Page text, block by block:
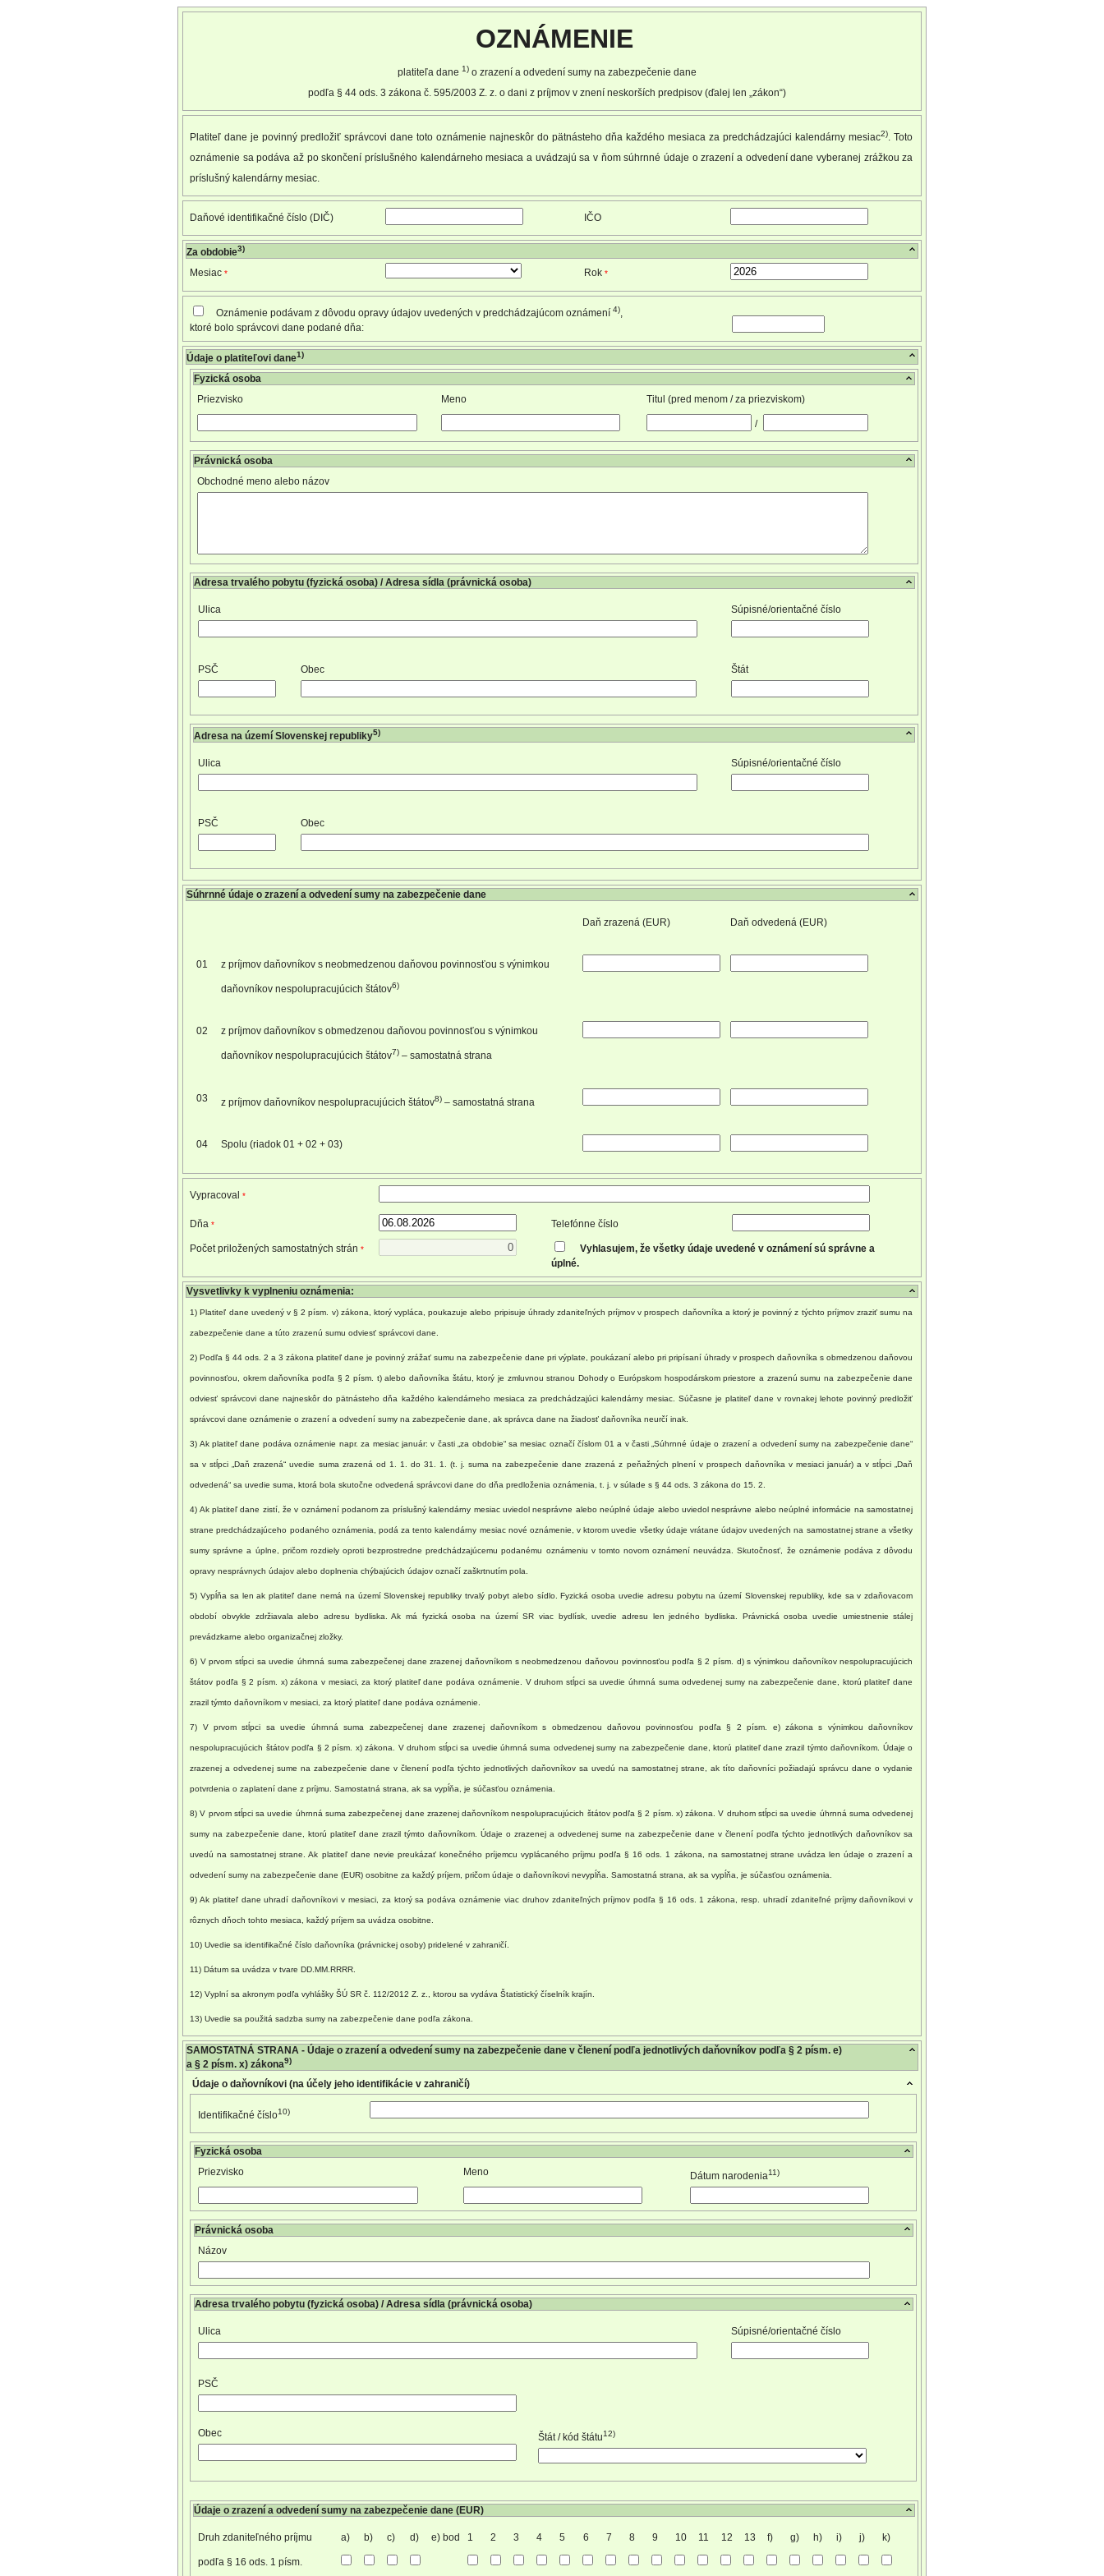
OZNÁMENIE
platiteľa dane1) o zrazení a odvedení sumy na zabezpečenie dane
podľa § 44 ods. 3 zákona č. 595/2003 Z. z. o dani z príjmov v znení neskorších predpisov (ďalej len „zákon“)
Platiteľ dane je povinný predložiť správcovi dane toto oznámenie najneskôr do pätnásteho dňa každého mesiaca za predchádzajúci kalendárny mesiac2)
. Toto
oznámenie sa podáva až po skončení príslušného kalendárneho mesiaca a uvádzajú sa v ňom súhrnné údaje o zrazení a odvedení dane vyberanej zrážkou za
príslušný kalendárny mesiac.
Daňové identifikačné číslo (DIČ) IČO
Za obdobie3)
Mesiac* Rok*
Oznámenie podávam z dôvodu opravy údajov uvedených v predchádzajúcom oznámení4)
ktoré bolo správcovi dane podané dňa:
Údaje o platiteľovi dane1)
Fyzická osoba
Priezvisko
Meno Titul (pred menom / za priezviskom)
/
Právnická osoba
Obchodné meno alebo názov
Adresa trvalého pobytu (fyzická osoba) / Adresa sídla (právnická osoba)
Ulica Súpisné/orientačné číslo
PSČ Obec Štát
Adresa na území Slovenskej republiky5)
Ulica Súpisné/orientačné číslo
PSČ Obec
Súhrnné údaje o zrazení a odvedení sumy na zabezpečenie dane
Daň zrazená (EUR) Daň odvedená (EUR)
01 z príjmov daňovníkov s neobmedzenou daňovou povinnosťou s výnimkou
daňovníkov nespolupracujúcich štátov6)
02 z príjmov daňovníkov s obmedzenou daňovou povinnosťou s výnimkou
daňovníkov nespolupracujúcich štátov7) – samostatná strana
03 z príjmov daňovníkov nespolupracujúcich štátov8) – samostatná strana
04 Spolu (riadok 01 + 02 + 03)
Vypracoval*
Dňa*
Počet priložených samostatných strán*
Telefónne číslo
Vyhlasujem, že všetky údaje uvedené v oznámení sú správne a
úplné.
Vysvetlivky k vyplneniu oznámenia:
1) Platiteľ dane uvedený v § 2 písm. v) zákona, ktorý vypláca, poukazuje alebo pripisuje úhrady zdaniteľných príjmov v prospech daňovníka a ktorý je povinný z týchto príjmov zraziť sumu na
zabezpečenie dane a túto zrazenú sumu odviesť správcovi dane.
2) Podľa § 44 ods. 2 a 3 zákona platiteľ dane je povinný zrážať sumu na zabezpečenie dane pri výplate, poukázaní alebo pri pripísaní úhrady v prospech daňovníka s obmedzenou daňovou
povinnosťou, okrem daňovníka podľa § 2 písm. t) alebo daňovníka štátu, ktorý je zmluvnou stranou Dohody o Európskom hospodárskom priestore a zrazenú sumu na zabezpečenie dane
odviesť správcovi dane najneskôr do pätnásteho dňa každého kalendárneho mesiaca za predchádzajúci kalendárny mesiac. Súčasne je platiteľ dane v rovnakej lehote povinný predložiť
správcovi dane oznámenie o zrazení a odvedení sumy na zabezpečenie dane, ak správca dane na žiadosť daňovníka neurčí inak.
3) Ak platiteľ dane podáva oznámenie napr. za mesiac január: v časti „za obdobie“ sa mesiac označí číslom 01 a v časti „Súhrnné údaje o zrazení a odvedení sumy na zabezpečenie dane“
sa v stĺpci „Daň zrazená“ uvedie suma zrazená od 1. 1. do 31. 1. (t. j. suma na zabezpečenie dane zrazená z peňažných plnení v prospech daňovníka v mesiaci január) a v stĺpci „Daň
odvedená“ sa uvedie suma, ktorá bola skutočne odvedená správcovi dane do dňa predloženia oznámenia, t. j. v súlade s § 44 ods. 3 zákona do 15. 2.
4) Ak platiteľ dane zistí, že v oznámení podanom za príslušný kalendárny mesiac uviedol nesprávne alebo neúplné údaje alebo uviedol nesprávne alebo neúplné informácie na samostatnej
strane predchádzajúceho podaného oznámenia, podá za tento kalendárny mesiac nové oznámenie, v ktorom uvedie všetky údaje vrátane údajov uvedených na samostatnej strane a všetky
sumy správne a úplne, pričom rozdiely oproti bezprostredne predchádzajúcemu podanému oznámeniu v tomto novom oznámení neuvádza. Skutočnosť, že oznámenie podáva z dôvodu
opravy nesprávnych údajov alebo doplnenia chýbajúcich údajov označí zaškrtnutím pola.
5) Vypĺňa sa len ak platiteľ dane nemá na území Slovenskej republiky trvalý pobyt alebo sídlo. Fyzická osoba uvedie adresu pobytu na území Slovenskej republiky, kde sa v zdaňovacom
období obvykle zdržiavala alebo adresu bydliska. Ak má fyzická osoba na území SR viac bydlísk, uvedie adresu len jedného bydliska. Právnická osoba uvedie umiestnenie stálej
prevádzkarne alebo organizačnej zložky.
6) V prvom stĺpci sa uvedie úhrnná suma zabezpečenej dane zrazenej daňovníkom s neobmedzenou daňovou povinnosťou podľa § 2 písm. d) s výnimkou daňovníkov nespolupracujúcich
štátov podľa § 2 písm. x) zákona v mesiaci, za ktorý platiteľ dane podáva oznámenie. V druhom stĺpci sa uvedie úhrnná suma odvedenej sumy na zabezpečenie dane, ktorú platiteľ dane
zrazil týmto daňovníkom v mesiaci, za ktorý platiteľ dane podáva oznámenie.
7) V prvom stĺpci sa uvedie úhrnná suma zabezpečenej dane zrazenej daňovníkom s obmedzenou daňovou povinnosťou podľa § 2 písm. e) zákona s výnimkou daňovníkov
nespolupracujúcich štátov podľa § 2 písm. x) zákona. V druhom stĺpci sa uvedie úhrnná suma odvedenej sumy na zabezpečenie dane, ktorú platiteľ dane zrazil týmto daňovníkom. Údaje o
zrazenej a odvedenej sume na zabezpečenie dane v členení podľa týchto jednotlivých daňovníkov sa uvedú na samostatnej strane, ak títo daňovníci požiadajú správcu dane o vydanie
potvrdenia o zaplatení dane z príjmu. Samostatná strana, ak sa vypĺňa, je súčasťou oznámenia.
8) V prvom stĺpci sa uvedie úhrnná suma zabezpečenej dane zrazenej daňovníkom nespolupracujúcich štátov podľa § 2 písm. x) zákona. V druhom stĺpci sa uvedie úhrnná suma odvedenej
sumy na zabezpečenie dane, ktorú platiteľ dane zrazil týmto daňovníkom. Údaje o zrazenej a odvedenej sume na zabezpečenie dane v členení podľa týchto jednotlivých daňovníkov sa
uvedú na samostatnej strane. Ak platiteľ dane nevie preukázať konečného príjemcu vyplácaného príjmu podľa § 16 ods. 1 zákona, na samostatnej strane uvádza len údaje o zrazení a
odvedení sumy na zabezpečenie dane (EUR) osobitne za každý príjem, pričom údaje o daňovníkovi nevypĺňa. Samostatná strana, ak sa vypĺňa, je súčasťou oznámenia.
9) Ak platiteľ dane uhradí daňovníkovi v mesiaci, za ktorý sa podáva oznámenie viac druhov zdaniteľných príjmov podľa § 16 ods. 1 zákona, resp. uhradí zdaniteľné príjmy daňovníkovi v
rôznych dňoch tohto mesiaca, každý príjem sa uvádza osobitne.
10) Uvedie sa identifikačné číslo daňovníka (právnickej osoby) pridelené v zahraničí.
11) Dátum sa uvádza v tvare DD.MM.RRRR.
12) Vyplní sa akronym podľa vyhlášky ŠÚ SR č. 112/2012 Z. z., ktorou sa vydáva Štatistický číselník krajín.
13) Uvedie sa použitá sadzba sumy na zabezpečenie dane podľa zákona.
SAMOSTATNÁ STRANA - Údaje o zrazení a odvedení sumy na zabezpečenie dane v členení podľa jednotlivých daňovníkov podľa § 2 písm. e)
a § 2 písm. x) zákona9)
Údaje o daňovníkovi (na účely jeho identifikácie v zahraničí)
Identifikačné číslo10)
Fyzická osoba
Priezvisko
Meno Dátum narodenia11)
Právnická osoba
Názov
Adresa trvalého pobytu (fyzická osoba) / Adresa sídla (právnická osoba)
Ulica Súpisné/orientačné číslo
PSČ
Obec Štát / kód štátu12)
Údaje o zrazení a odvedení sumy na zabezpečenie dane (EUR)
Druh zdaniteľného príjmu
podľa § 16 ods. 1 písm.
a) b) c) d) e) bod 1 2 3 4 5 6 7 8 9 10 11 12 13 f) g) h) i) j) k)